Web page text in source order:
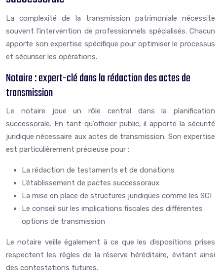
La complexité de la transmission patrimoniale nécessite
souvent l’intervention de professionnels spécialisés. Chacun
apporte son expertise spécifique pour optimiser le processus
et sécuriser les opérations.
Notaire : expert-clé dans la rédaction des actes de
transmission
Le notaire joue un rôle central dans la planification
successorale. En tant qu’officier public, il apporte la sécurité
juridique nécessaire aux actes de transmission. Son expertise
est particulièrement précieuse pour :
La rédaction de testaments et de donations
L’établissement de pactes successoraux
La mise en place de structures juridiques comme les SCI
Le conseil sur les implications fiscales des différentes
options de transmission
Le notaire veille également à ce que les dispositions prises
respectent les règles de la réserve héréditaire, évitant ainsi
des contestations futures.